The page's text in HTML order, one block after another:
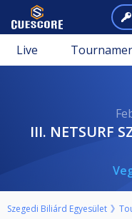
Live
III. NETSURF
Szegedi Biliárd Egyesület